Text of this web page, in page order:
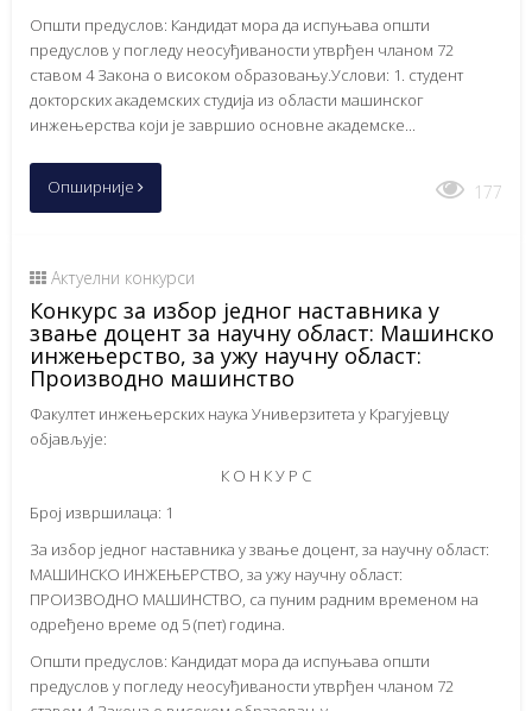
Општи предуслов: Кандидат мора да испуњава општи
предуслов у погледу неосуђиваности утврђен чланом 72
ставом 4 Закона о високом образовању.Услови: 1. студент
докторских академских студија из области машинског
инжењерства који је завршио основне академске...
Опширније 177
Актуелни конкурси
Конкурс за избор једног наставника у
звање доцент за научну област: Машинско
инжењерство, за ужу научну област:
Производно машинство
Факултет инжењерских наука Универзитета у Крагујевцу
објављује:
К О Н К У Р С
Број извршилаца: 1
За избор једног наставника у звање доцент, за научну област:
МАШИНСКО ИНЖЕЊЕРСТВО, за ужу научну област:
ПРОИЗВОДНО МАШИНСТВО, са пуним радним временом на
одређено време од 5 (пет) година.
Општи предуслов: Кандидат мора да испуњава општи
предуслов у погледу неосуђиваности утврђен чланом 72